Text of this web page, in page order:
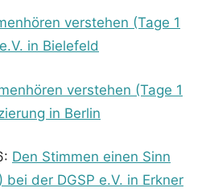
verstehen (Tage 1
in Bielefeld
verstehen (Tage 1
in Berlin
Den Stimmen einen Sinn
der DGSP e.V. in Erkner